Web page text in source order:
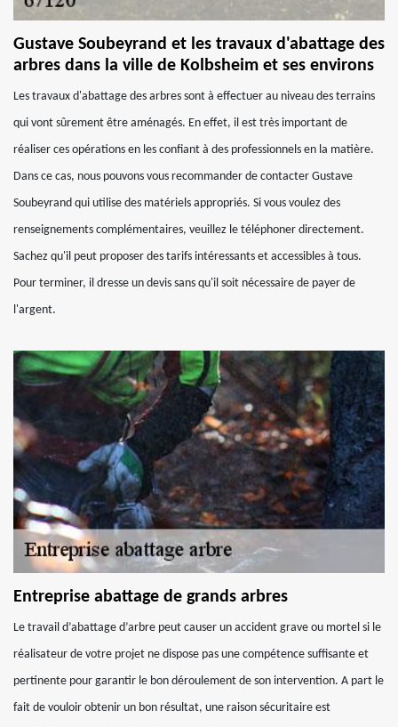
Gustave Soubeyrand et les travaux d'abattage des
arbres dans la ville de Kolbsheim et ses environs
Les travaux d'abattage des arbres sont à effectuer au niveau des terrains
qui vont sûrement être aménagés. En effet, il est très important de
réaliser ces opérations en les confiant à des professionnels en la matière.
Dans ce cas, nous pouvons vous recommander de contacter Gustave
Soubeyrand qui utilise des matériels appropriés. Si vous voulez des
renseignements complémentaires, veuillez le téléphoner directement.
Sachez qu'il peut proposer des tarifs intéressants et accessibles à tous.
Pour terminer, il dresse un devis sans qu'il soit nécessaire de payer de
l'argent.
Entreprise abattage de grands arbres
Le travail d’abattage d’arbre peut causer un accident grave ou mortel si le
réalisateur de votre projet ne dispose pas une compétence suffisante et
pertinente pour garantir le bon déroulement de son intervention. A part le
fait de vouloir obtenir un bon résultat, une raison sécuritaire est